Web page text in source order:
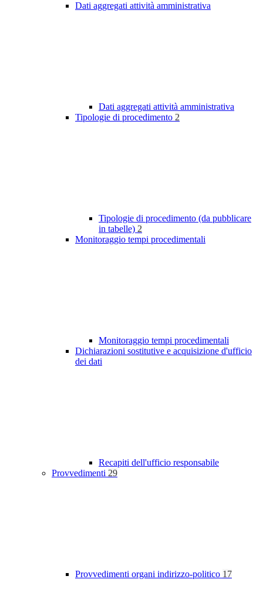
Dati aggregati attività amministrativa
Dati aggregati attività amministrativa
Tipologie di procedimento 2
Tipologie di procedimento (da pubblicare
in tabelle) 2
Monitoraggio tempi procedimentali
Monitoraggio tempi procedimentali
Dichiarazioni sostitutive e acquisizione d'ufficio
dei dati
Recapiti dell'ufficio responsabile
Provvedimenti 29
Provvedimenti organi indirizzo-politico 17